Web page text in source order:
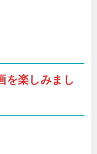
楽しみまし